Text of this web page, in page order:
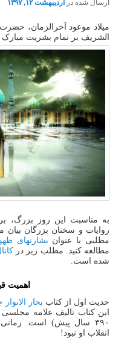
ارسال شده در اردیبهشت ۱۲, ۱۳۹۷
میلاد موعود آخرالزمان،
الشریف بر تمام بشریت مبارک
به مناسبت این روز بزرگ،
مطلبی با عنوان بشارتهای
مطالعه کنید. مطلب زیر در
شده است.
اهمیت
حدیث اول از کتاب بحار الانوار جلد ۶۸،
۳۹۰ سال پیش) است.
انقلاب او نبود!